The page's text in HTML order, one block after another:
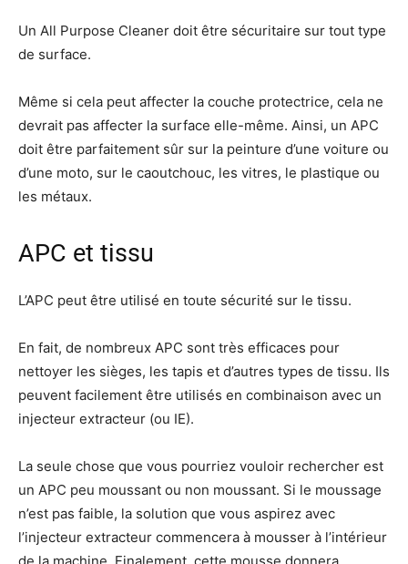
Un All Purpose Cleaner doit être sécuritaire sur tout type
de surface.
Même si cela peut affecter la couche protectrice, cela ne
devrait pas affecter la surface elle-même. Ainsi, un APC
doit être parfaitement sûr sur la peinture d’une voiture ou
d’une moto, sur le caoutchouc, les vitres, le plastique ou
les métaux.
APC et tissu
L’APC peut être utilisé en toute sécurité sur le tissu.
En fait, de nombreux APC sont très efficaces pour
nettoyer les sièges, les tapis et d’autres types de tissu. Ils
peuvent facilement être utilisés en combinaison avec un
injecteur extracteur (ou IE).
La seule chose que vous pourriez vouloir rechercher est
un APC peu moussant ou non moussant. Si le moussage
n’est pas faible, la solution que vous aspirez avec
l’injecteur extracteur commencera à mousser à l’intérieur